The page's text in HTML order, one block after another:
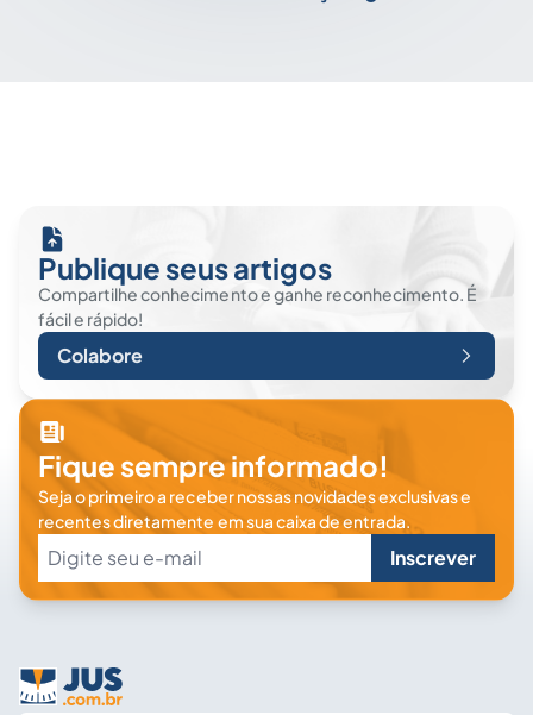
Publique seus artigos
Compartilhe conhecimento e ganhe reconhecimento. É
fácil e rápido!
Colabore
Fique sempre informado!
Seja o primeiro a receber nossas novidades exclusivas e
recentes diretamente em sua caixa de entrada.
Inscrever